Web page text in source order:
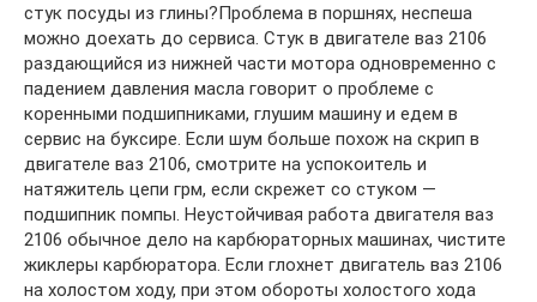
стук посуды из глины?Проблема в поршнях, неспеша
можно доехать до сервиса. Стук в двигателе ваз 2106
раздающийся из нижней части мотора одновременно с
падением давления масла говорит о проблеме с
коренными подшипниками, глушим машину и едем в
сервис на буксире. Если шум больше похож на скрип в
двигателе ваз 2106, смотрите на успокоитель и
натяжитель цепи грм, если скрежет со стуком —
подшипник помпы. Неустойчивая работа двигателя ваз
2106 обычное дело на карбюраторных машинах, чистите
жиклеры карбюратора. Если глохнет двигатель ваз 2106
на холостом ходу, при этом обороты холостого хода